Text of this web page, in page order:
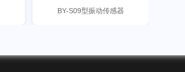
BY-S09型振动传感器